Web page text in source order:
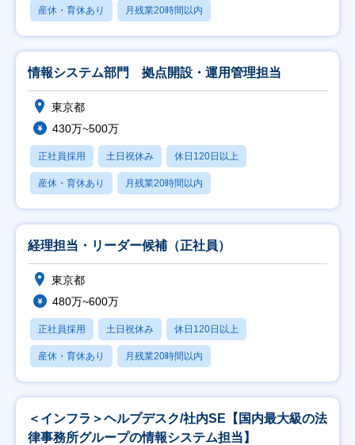
産休・育休あり 月残業20時間以内
情報システム部門 拠点開設・運用管理担当
東京都
430万~500万
正社員採用 土日祝休み 休日120日以上
産休・育休あり 月残業20時間以内
経理担当・リーダー候補（正社員）
東京都
480万~600万
正社員採用 土日祝休み 休日120日以上
産休・育休あり 月残業20時間以内
＜インフラ＞ヘルプデスク/社内SE【国内最大級の法
律事務所グループの情報システム担当】